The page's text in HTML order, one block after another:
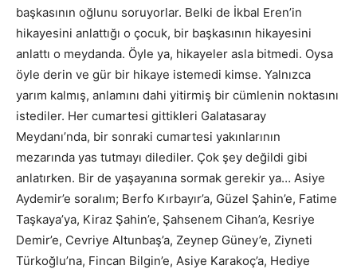
başkasının oğlunu soruyorlar. Belki de İkbal Eren’in
hikayesini anlattığı o çocuk, bir başkasının hikayesini
anlattı o meydanda. Öyle ya, hikayeler asla bitmedi. Oysa
öyle derin ve gür bir hikaye istemedi kimse. Yalnızca
yarım kalmış, anlamını dahi yitirmiş bir cümlenin noktasını
istediler. Her cumartesi gittikleri Galatasaray
Meydanı’nda, bir sonraki cumartesi yakınlarının
mezarında yas tutmayı dilediler. Çok şey değildi gibi
anlatırken. Bir de yaşayanına sormak gerekir ya… Asiye
Aydemir’e soralım; Berfo Kırbayır’a, Güzel Şahin’e, Fatime
Taşkaya’ya, Kiraz Şahin’e, Şahsenem Cihan’a, Kesriye
Demir’e, Cevriye Altunbaş’a, Zeynep Güney’e, Ziyneti
Türkoğlu’na, Fincan Bilgin’e, Asiye Karakoç’a, Hediye